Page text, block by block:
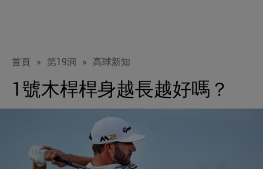
首頁 » 第19洞 » 高球新知
1號木桿桿身越長越好嗎？